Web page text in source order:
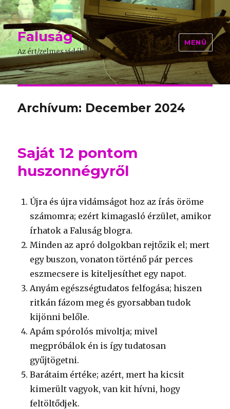
Faluság
Az ért/zelmes vidék
MENÜ
Archívum: December 2024
Saját 12 pontom
huszonnégyről
Újra és újra vidámságot hoz az írás öröme
számomra; ezért kimagasló érzület, amikor
írhatok a Faluság blogra.
Minden az apró dolgokban rejtőzik el; mert
egy buszon, vonaton történő pár perces
eszmecsere is kiteljesíthet egy napot.
Anyám egészségtudatos felfogása; hiszen
ritkán fázom meg és gyorsabban tudok
kijönni belőle.
Apám spórolós mivoltja; mivel
megpróbálok én is így tudatosan
gyűjtögetni.
Barátaim értéke; azért, mert ha kicsit
kimerült vagyok, van kit hívni, hogy
feltöltődjek.